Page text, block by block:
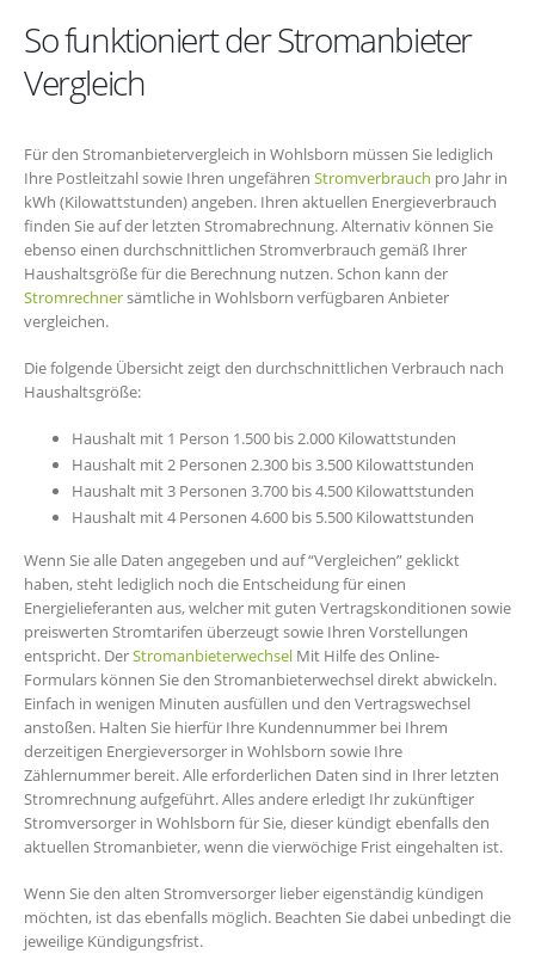
So funktioniert der Stromanbieter
Vergleich
Für den Stromanbietervergleich in Wohlsborn müssen Sie lediglich
Ihre Postleitzahl sowie Ihren ungefähren Stromverbrauch pro Jahr in
kWh (Kilowattstunden) angeben. Ihren aktuellen Energieverbrauch
finden Sie auf der letzten Stromabrechnung. Alternativ können Sie
ebenso einen durchschnittlichen Stromverbrauch gemäß Ihrer
Haushaltsgröße für die Berechnung nutzen. Schon kann der
Stromrechnersämtliche in Wohlsborn verfügbaren Anbieter
vergleichen.
Die folgende Übersicht zeigt den durchschnittlichen Verbrauch nach
Haushaltsgröße:
Haushalt mit 1 Person 1.500 bis 2.000 Kilowattstunden
Haushalt mit 2 Personen 2.300 bis 3.500 Kilowattstunden
Haushalt mit 3 Personen 3.700 bis 4.500 Kilowattstunden
Haushalt mit 4 Personen 4.600 bis 5.500 Kilowattstunden
Wenn Sie alle Daten angegeben und auf “Vergleichen” geklickt
haben, steht lediglich noch die Entscheidung für einen
Energielieferanten aus, welcher mit guten Vertragskonditionen sowie
preiswerten Stromtarifen überzeugt sowie Ihren Vorstellungen
entspricht. DerStromanbieterwechsel Mit Hilfe des Online-
Formulars können Sie den Stromanbieterwechsel direkt abwickeln.
Einfach in wenigen Minuten ausfüllen und den Vertragswechsel
anstoßen. Halten Sie hierfür Ihre Kundennummer bei Ihrem
derzeitigen Energieversorger in Wohlsborn sowie Ihre
Zählernummer bereit. Alle erforderlichen Daten sind in Ihrer letzten
Stromrechnung aufgeführt. Alles andere erledigt Ihr zukünftiger
Stromversorger in Wohlsborn für Sie, dieser kündigt ebenfalls den
aktuellen Stromanbieter, wenn die vierwöchige Frist eingehalten ist.
Wenn Sie den alten Stromversorger lieber eigenständig kündigen
möchten, ist das ebenfalls möglich. Beachten Sie dabei unbedingt die
jeweilige Kündigungsfrist.